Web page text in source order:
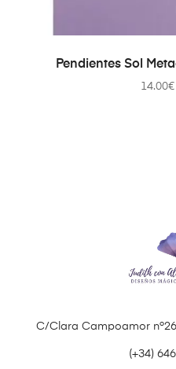
AÑADIR
Pendientes Sol
14.00€
C/Clara Campoamor
(+34)